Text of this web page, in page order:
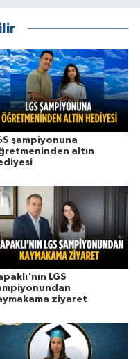
şampiyonuna
altın
LGS
ziyaret